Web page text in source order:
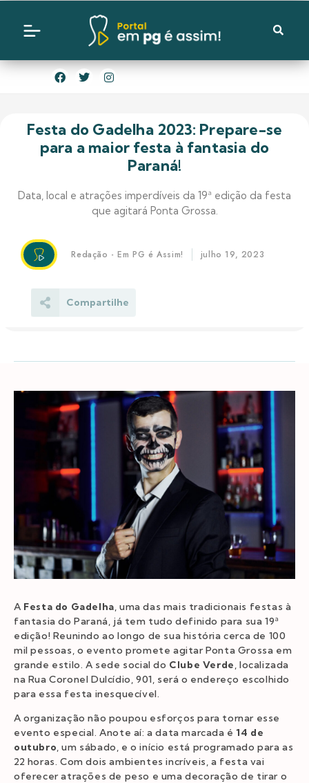
Festa do Gadelha 2023: Prepare-se
para a maior festa à fantasia do
Paraná!
Data, local e atrações imperdíveis da 19ª edição da festa
que agitará Ponta Grossa.
Redação - Em PG é Assim! julho 19, 2023
Compartilhe
A Festa do Gadelha, uma das mais tradicionais festas à
fantasia do Paraná, já tem tudo definido para sua 19ª
edição! Reunindo ao longo de sua história cerca de 100
mil pessoas, o evento promete agitar Ponta Grossa em
grande estilo. A sede social do Clube Verde, localizada
na Rua Coronel Dulcídio, 901, será o endereço escolhido
para essa festa inesquecível.
A organização não poupou esforços para tornar esse
evento especial. Anote aí: a data marcada é14 de
outubro, um sábado, e o início está programado para as
22 horas. Com dois ambientes incríveis, a festa vai
oferecer atrações de peso e uma decoração de tirar o